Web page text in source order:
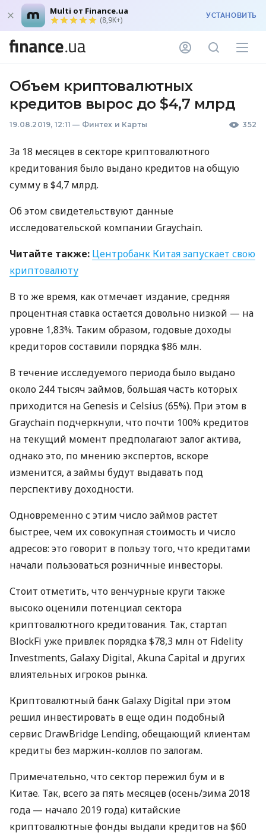
Multi от Finance.ua
(8,9K+) УСТАНОВИТЬ
Объем криптовалютных
кредитов вырос до $4,7 млрд
19.08.2019, 12:11 — Финтех и Карты 352
За 18 месяцев в секторе криптовалютного
кредитования было выдано кредитов на общую
сумму в $4,7 млрд.
Об этом свидетельствуют данные
исследовательской компании Graychain.
Читайте также: Центробанк Китая запускает свою
криптовалюту
В то же время, как отмечает издание, средняя
процентная ставка остается довольно низкой — на
уровне 1,83%. Таким образом, годовые доходы
кредиторов составили порядка $86 млн.
В течение исследуемого периода было выдано
около 244 тысяч займов, большая часть которых
приходится на Genesis и Celsius (65%). При этом в
Graychain подчеркнули, что почти 100% кредитов
на текущий момент предполагают залог актива,
однако это, по мнению экспертов, вскоре
изменится, а займы будут выдавать под
перспективу доходности.
Одновременно с этим число займов растет
быстрее, чем их совокупная стоимость и число
адресов: это говорит в пользу того, что кредитами
начали пользоваться розничные инвесторы.
Стоит отметить, что венчурные круги также
высоко оценили потенциал сектора
криптовалютного кредитования. Так, стартап
BlockFi уже привлек порядка $78,3 млн от Fidelity
Investments, Galaxy Digital, Akuna Capital и других
влиятельных игроков рынка.
Криптовалютный банк Galaxy Digital при этом
решил инвестировать в еще один подобный
сервис DrawBridge Lending, обещающий клиентам
кредиты без маржин-коллов по залогам.
Примечательно, что сектор пережил бум и в
Китае. Так, всего за пять месяцев (осень/зима 2018
года — начало 2019 года) китайские
криптовалютные фонды выдали кредитов на $60